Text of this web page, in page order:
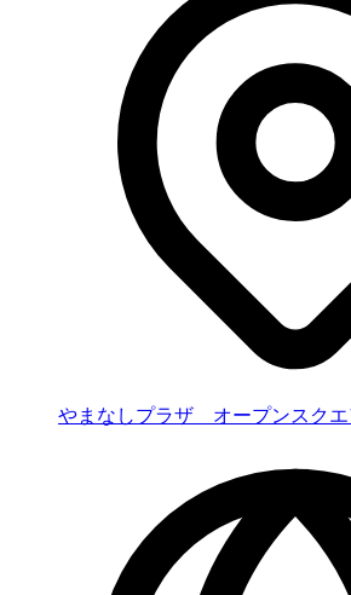
やまなしプラザ オープンスクエ